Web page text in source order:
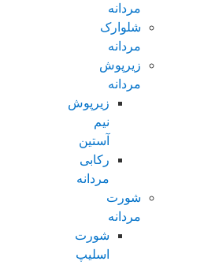
مردانه
شلوارک
مردانه
زیرپوش
مردانه
زیرپوش
نیم
آستین
رکابی
مردانه
شورت
مردانه
شورت
اسلیپ